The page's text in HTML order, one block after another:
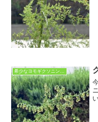
希少なヨモギクソニンジン